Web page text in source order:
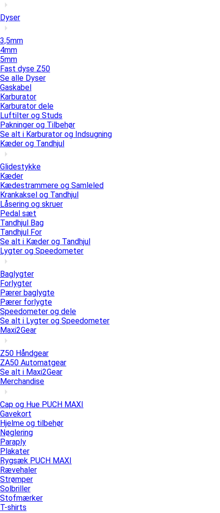
Dyser
3,5mm
4mm
5mm
Fast dyse Z50
Se alle Dyser
Gaskabel
Karburator
Karburator dele
Luftilter og Studs
Pakninger og Tilbehør
Se alt i Karburator og Indsugning
Kæder og Tandhjul
Glidestykke
Kæder
Kædestrammere og Samleled
Krankaksel og Tandhjul
Låsering og skruer
Pedal sæt
Tandhjul Bag
Tandhjul For
Se alt i Kæder og Tandhjul
Lygter og Speedometer
Baglygter
Forlygter
Pærer baglygte
Pærer forlygte
Speedometer og dele
Se alt i Lygter og Speedometer
Maxi2Gear
Z50 Håndgear
ZA50 Automatgear
Se alt i Maxi2Gear
Merchandise
Cap og Hue PUCH MAXI
Gavekort
Hjelme og tilbehør
Nøglering
Paraply
Plakater
Rygsæk PUCH MAXI
Rævehaler
Strømper
Solbriller
Stofmærker
T-shirts